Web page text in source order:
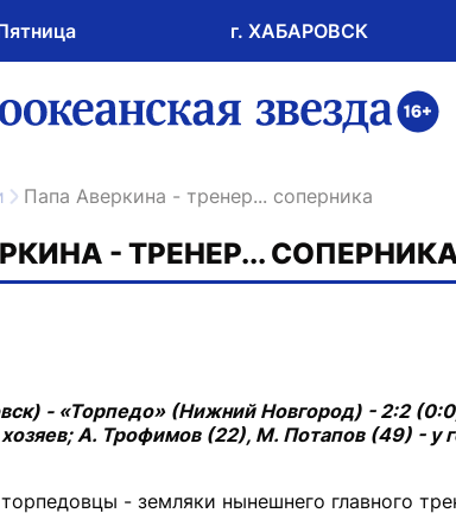
г. ХАБАРОВСК
ссылка на главную
Папа Аверкина - тренер... соперника
- ТРЕНЕР...
- «Торпедо» (Нижний Новгород) - 2:2
А. Трофимов (22), М. Потапов (49) - у
- земляки нынешнего главного